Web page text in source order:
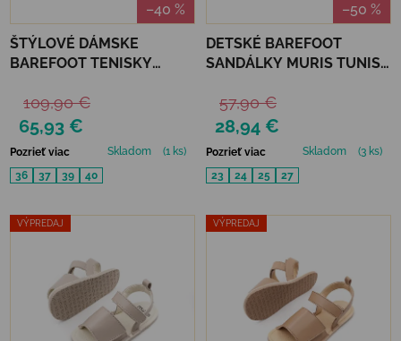
–40 %
ŠTÝLOVÉ DÁMSKE
BAREFOOT TENISKY
65,93 €
109,90 €
Pozrieť viac Skladom
(1 ks)
36
37 39 40
–50 %
DETSKÉ BAREFOOT
SANDÁLKY MURIS TUNIS
28,94 €
57,90 €
Pozrieť viac Skladom
(3 ks)
23
24 25 27
VÝPREDAJ VÝPREDAJ